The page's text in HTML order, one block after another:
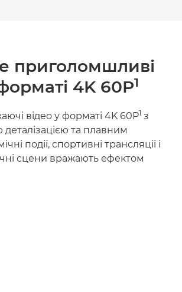
приголомшливі
4K 60P1
відео у форматі 4K 60P1 з
та плавним
події, спортивні трансляції і
сцени вражають ефектом